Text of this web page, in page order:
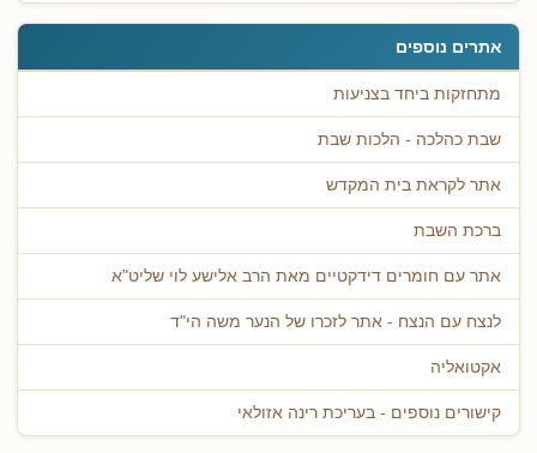
אתרים נוספים
מתחזקות ביחד בצניעות
שבת כהלכה - הלכות שבת
אתר לקראת בית המקדש
ברכת השבת
אתר עם חומרים דידקטיים מאת הרב אלישע לוי שליט"א
לנצח עם הנצח - אתר לזכרו של הנער משה הי"ד
אקטואליה
קישורים נוספים - בעריכת רינה אזולאי